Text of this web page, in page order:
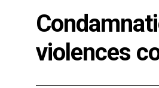
violences